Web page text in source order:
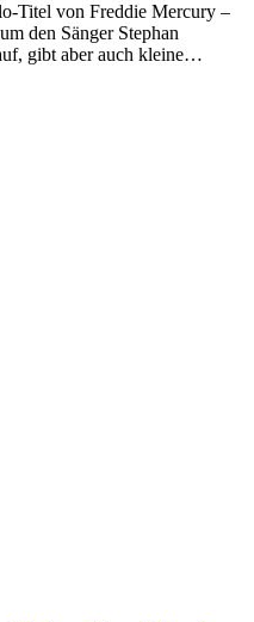
den Sänger Stephan
gibt aber auch kleine…